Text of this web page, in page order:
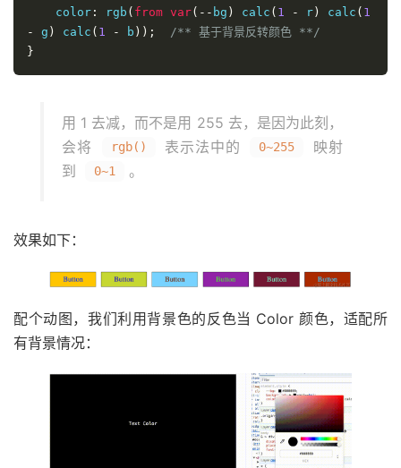
color : rgb ( from var(-- bg ) calc ( 1 - r) calc ( 1
-
g ) calc ( 1 - b ));
/** 基于背景反转颜色 **/
}
用 1 去减，而不是用 255 去，是因为此刻，
会将
rgb() 表示法中的 0~255
映射
到
0~1 。
效果如下：
配个动图，我们利用背景色的反色当 Color 颜色，适配所
有背景情况：